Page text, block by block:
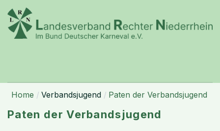
Home Verbandsjugend Paten der Verbandsjugend
Paten der Verbandsjugend